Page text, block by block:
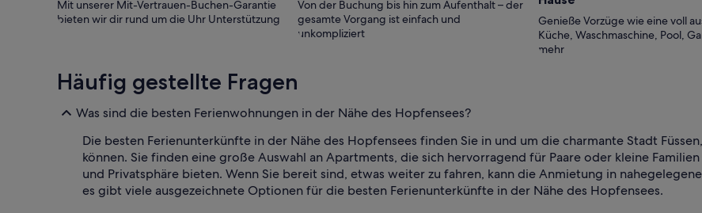
Mit unserer Mit-Vertrauen-Buchen-Garantie
bieten wir dir rund um die Uhr Unterstützung
Von der Buchung bis hin zum Aufenthalt – der
gesamte Vorgang ist einfach und
unkompliziert
Genieße Vorzüge wie eine voll
Küche, Waschmaschine, Pool,
mehr
Häufig gestellte Fragen
Was sind die besten Ferienwohnungen in der Nähe des Hopfensees?
Die besten Ferienunterkünfte in der Nähe des Hopfensees finden Sie in und um die charmante Stadt
können. Sie finden eine große Auswahl an Apartments, die sich hervorragend für Paare oder kleine
und Privatsphäre bieten. Wenn Sie bereit sind, etwas weiter zu fahren, kann die Anmietung in
es gibt viele ausgezeichnete Optionen für die besten Ferienunterkünfte in der Nähe des Hopfensees.